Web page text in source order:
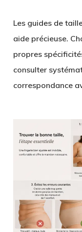
Les guides de
aide précieuse.
propres
consulter
correspondance